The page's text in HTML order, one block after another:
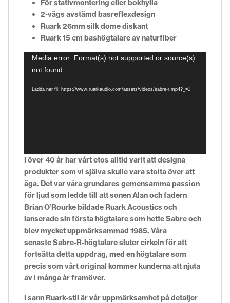
För stativmontering eller bokhylla
2-vägs avstämd basreflexdesign
Ruark 26mm silk dome diskant
Ruark 15 cm bashögtalare av naturfiber
Videospelare
Media error: Format(s) not supported or source(s)
not found
Ladda ner fil: https://www.ruarkaudio.com/assets/videos/sabre-r.mp4?_=1
I över 40 år har vårt etos alltid varit att designa
produkter som vi själva skulle vara stolta över att
äga. Det var våra grundares gemensamma passion
för ljud som ledde till att sonen Alan och fadern
Brian O’Rourke bildade Ruark Acoustics och
lanserade sin första högtalare som hette Sabre och
blev mycket uppmärksammad 1985. Våra
senasteSabre-R-högtalaresluter cirkeln för att
fortsätta detta uppdrag, med en högtalare som
precis som vårt original kommer kunderna att njuta
av i många år framöver.
I sann Ruark-stil är vår uppmärksamhet på detaljer